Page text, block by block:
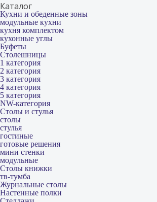
Каталог
Кухни и обеденные зоны
модульные кухни
кухня комплектом
кухонные углы
Буфеты
Столешницы
1 категория
2 категория
3 категория
4 категория
5 категория
NW-категория
Столы и стулья
столы
стулья
гостиные
готовые решения
мини стенки
модульные
Столы книжки
тв-тумба
Журнальные столы
Настенные полки